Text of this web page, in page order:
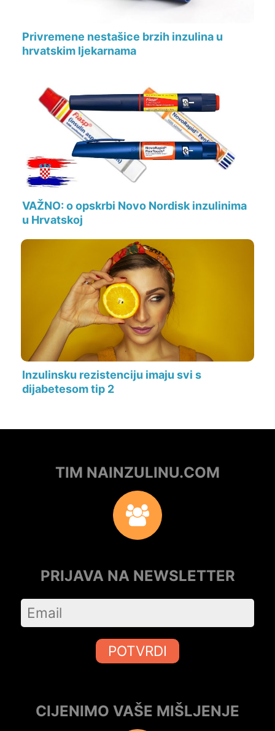
Privremene nestašice brzih inzulina u
hrvatskim ljekarnama
VAŽNO: o opskrbi Novo Nordisk inzulinima
u Hrvatskoj
Inzulinsku rezistenciju imaju svi s
dijabetesom tip 2
TIM NAINZULINU.COM
PRIJAVA NA NEWSLETTER
POTVRDI
CIJENIMO VAŠE MIŠLJENJE